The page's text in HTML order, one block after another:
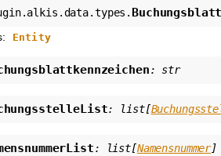
Entity
: str
: list[
: list[Namensnummer]